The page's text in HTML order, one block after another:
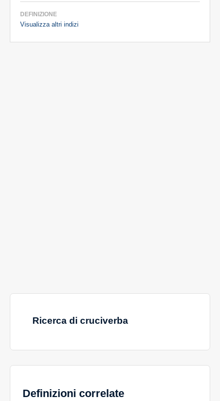
DEFINIZIONE
Visualizza altri indizi
Ricerca di cruciverba
Definizioni correlate